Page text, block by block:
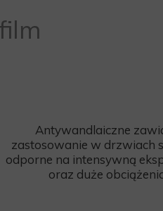
Antywandlaiczne
zastosowanie w drzwiach
odporne na intensywną
oraz duże